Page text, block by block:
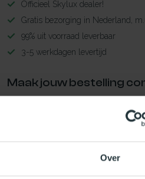
Over
Officieel Skylux dealer!
Gratis bezorging in Nederland,
99% uit voorraad leverbaar
3-5 werkdagen levertijd
Maak jouw bestelling
https://www.natuurlijklicht.nl/